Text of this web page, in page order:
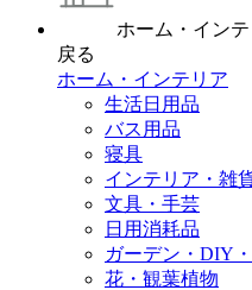
ホーム・イン
戻る
ホーム・インテリア
生活日用品
バス用品
寝具
インテリア・雑
文具・手芸
日用消耗品
ガーデン・DIY
花・観葉植物